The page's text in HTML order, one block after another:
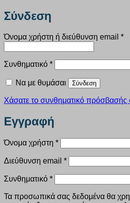
Σύνδεση
Όνομα χρήστη ή διεύθυνση email *
Συνθηματικό *Απαιτείται
Να με θυμάσαι Σύνδεση
Χάσατε το συνθηματικό πρόσβασής
Εγγραφή
Όνομα χρήστη *Απαιτείται
Διεύθυνση email *Απαιτείται
Συνθηματικό *Απαιτείται
Τα προσωπικά σας δεδομένα θα